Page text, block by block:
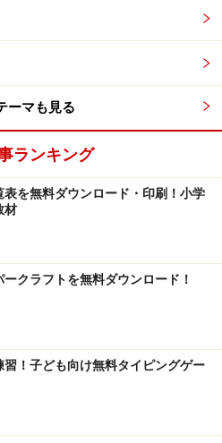
う。
材が豊富！「お米の学
提供 「お米の学習」
各地の米作りの歴史がまとめ
石狩平野、庄内平野、濃尾平
作りを写真やイラスト入り
苗や田植えなど稲作りの流
どを豊富な写真（一部動画）
ーマも見る
ランキング
表を無料ダウンロード・印刷！小学
材
クラフトを無料ダウンロード！
習！子ども向け無料タイピングゲー